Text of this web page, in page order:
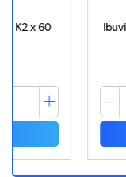
x 60
Ibuvit